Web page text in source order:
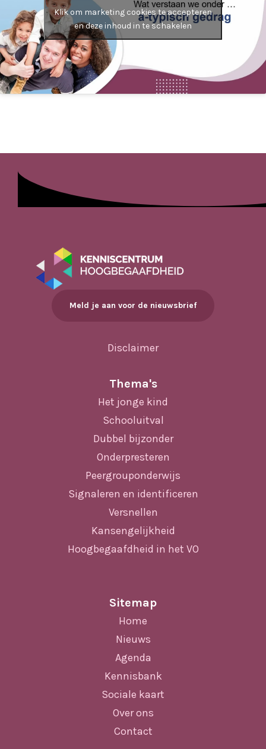
Klik om marketing cookies te accepteren
en deze inhoud in te schakelen
Meld je aan voor de nieuwsbrief
Disclaimer
Thema's
Het jonge kind
Schooluitval
Dubbel bijzonder
Onderpresteren
Peergrouponderwijs
Signaleren en identificeren
Versnellen
Kansengelijkheid
Hoogbegaafdheid in het VO
Sitemap
Home
Nieuws
Agenda
Kennisbank
Sociale kaart
Over ons
Contact